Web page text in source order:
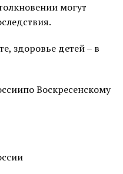
могут
здоровье детей – в
Воскресенскому